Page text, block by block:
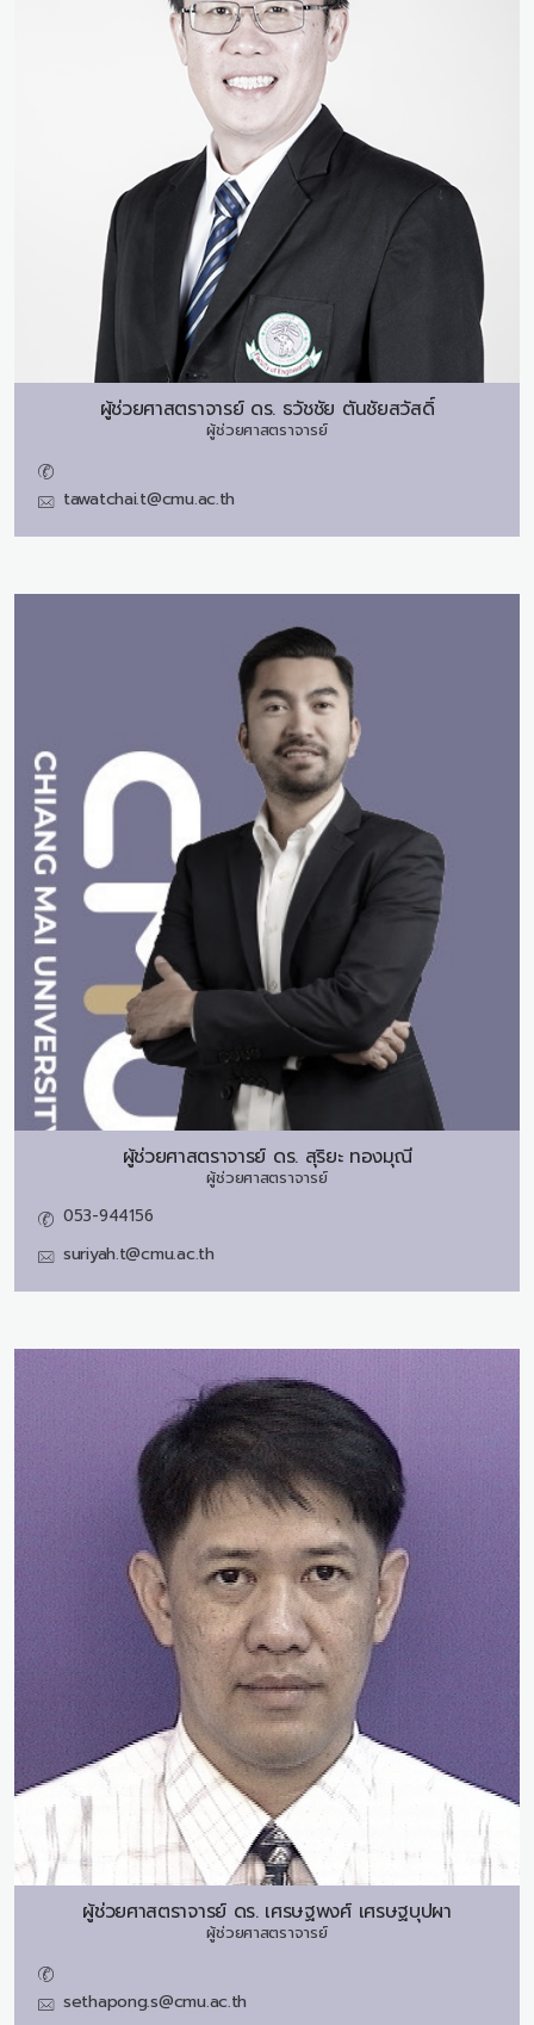
ผู้ช่วยศาสตราจารย์ ดร. ธวัชชัย ตันชัยสวัสดิ์
ผู้ช่วยศาสตราจารย์
tawatchai.t@cmu.ac.th
ผู้ช่วยศาสตราจารย์ ดร. สุริยะ ทองมุณี
ผู้ช่วยศาสตราจารย์
053-944156
suriyah.t@cmu.ac.th
ผู้ช่วยศาสตราจารย์ ดร. เศรษฐพงศ์ เศรษฐบุปผา
ผู้ช่วยศาสตราจารย์
sethapong.s@cmu.ac.th